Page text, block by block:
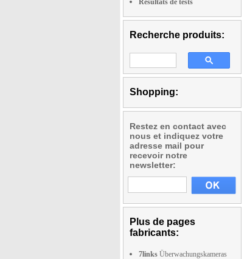
Résultats de tests
Recherche produits:
Shopping:
Restez en contact avec
nous et indiquez votre
adresse mail pour
recevoir notre
newsletter:
Plus de pages
fabricants:
7links Überwachungskameras